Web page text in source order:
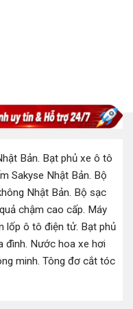
Bản. Bạt phủ xe ô tô
Sakyse Nhật Bản. Bộ
Nhật Bản. Bộ sạc
chậm cao cấp. Máy
lốp ô tô điện tử. Bạt phủ
đình. Nước hoa xe hơi
minh. Tông đơ cắt tóc